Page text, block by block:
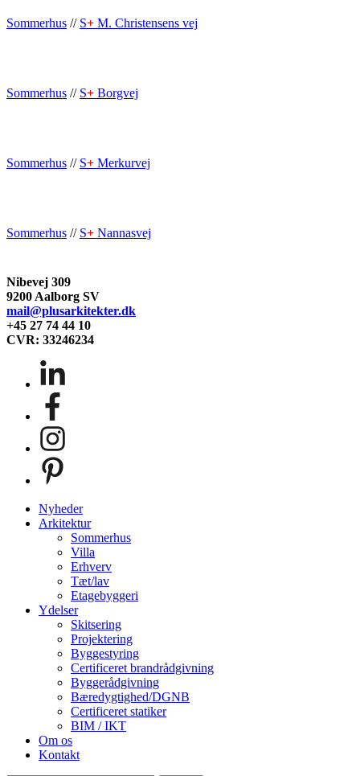
Sommerhus // S+ M. Christensens vej
Sommerhus // S+ Borgvej
Sommerhus // S+ Merkurvej
Sommerhus // S+ Nannasvej
Nibevej 309
9200 Aalborg SV
mail@plusarkitekter.dk
+45 27 74 44 10
CVR: 33246234
Close
Menu
Nyheder
Arkitektur
Sommerhus
Villa
Erhverv
Tæt/lav
Etagebyggeri
Ydelser
Skitsering
Projektering
Byggestyring
Certificeret brandrådgivning
Byggerådgivning
Bæredygtighed/DGNB
Certificeret statiker
BIM / IKT
Om os
Kontakt